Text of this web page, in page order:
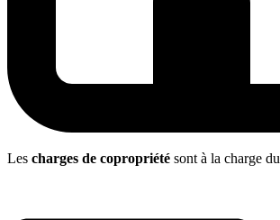
Les charges de copropriété sont à la charge du